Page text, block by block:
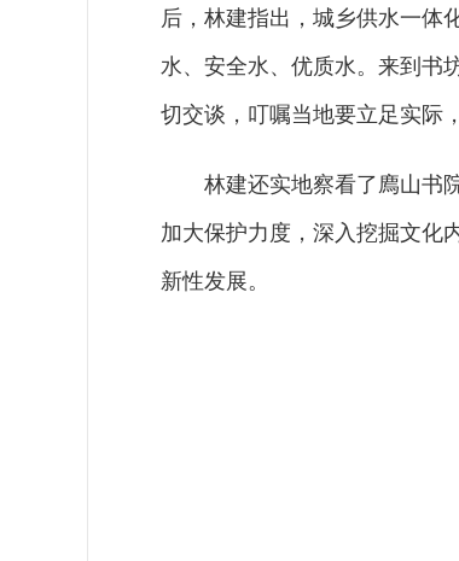
后，林建指出，城乡供水一体
水、安全水、优质水。来到书
切交谈，叮嘱当地要立足实际
林建还实地察看了廌山书
加大保护力度，深入挖掘文化
新性发展。